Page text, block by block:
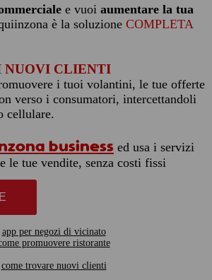
e vuoi aumentare la tua
è la soluzione COMPLETA
NUOVI CLIENTI
i tuoi volantini, le tue offerte
verso i consumatori, intercettandoli
cellulare.
business ed usa i servizi
le tue vendite, senza costi fissi
app per negozi di vicinato
promuovere ristorante
come trovare nuovi clienti